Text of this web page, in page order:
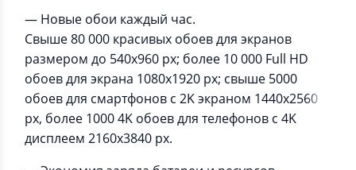
— Новые обои каждый час.
Свыше 80 000 красивых обоев для экранов
размером до 540x960 px; более 10 000 Full HD
обоев для экрана 1080x1920 px; свыше 5000
обоев для смартфонов с 2K экраном 1440x2560
px, более 1000 4K обоев для телефонов с 4K
дисплеем 2160x3840 px.